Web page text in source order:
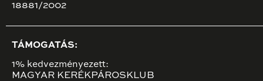
18881/2002
TÁMOGATÁS:
1% kedvezményezett:
MAGYAR KERÉKPÁROSKLUB